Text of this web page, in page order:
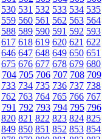
530 531 532 533 534 535
559 560 561 562 563 564
588 589 590 591 592 593
617 618 619 620 621 622
646 647 648 649 650 651
675 676 677 678 679 680
704 705 706 707 708 709
733 734 735 736 737 738
762 763 764 765 766 767
791 792 793 794 795 796
820 821 822 823 824 825
849 850 851 852 853 854